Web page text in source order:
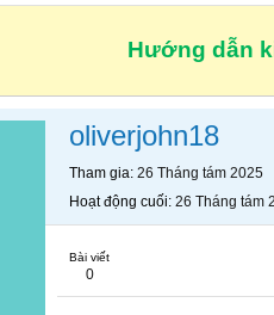
Hướng dẫn
oliverjohn18
Tham gia 26 Tháng tám 2025
Hoạt động cuối 26 Tháng tám
Bài viết
0